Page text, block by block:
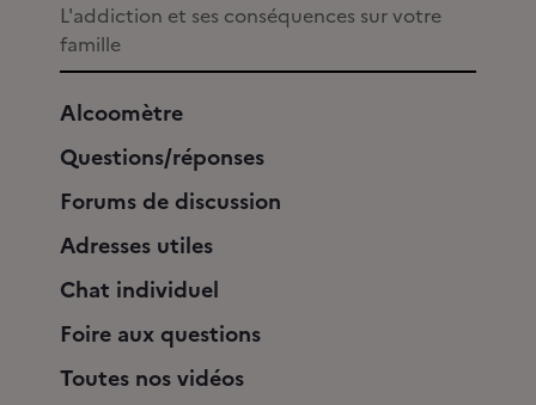
L'addiction et ses conséquences sur votre
famille
Alcoomètre
Questions/réponses
Forums de discussion
Adresses utiles
Chat individuel
Foire aux questions
Toutes nos vidéos